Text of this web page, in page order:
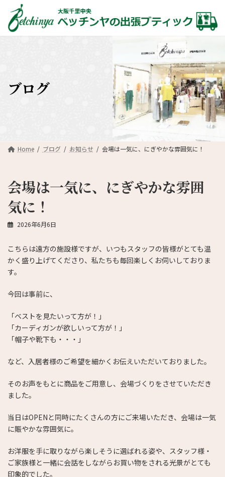
ブログ
Home ブログ お知らせ 会場は一気に、にぎやかな雰囲気に！
会場は一気に、にぎやかな雰囲
気に！
2026年6月6日
こちらは遠方の施設様ですが、いつもスタッフの皆様がとても温
かく盛り上げてくださり、私たちも毎回楽しくお伺いしておりま
す。
今回は事前に、
「ベストを見たいって方が！」
「カーディガンが欲しいって方が！」
「帽子や靴下も・・・」
など、入居者様のご希望を細かくお伝えいただいておりました。
そのお声をもとに商品をご用意し、会場づくりをさせていただき
ました。
当日はOPENと同時にたくさんの方にご来場いただき、会場は一気
に賑やかな雰囲気に。
お洋服を手に取りながら楽しそうに選ばれる姿や、スタッフ様・
ご家族様と一緒に会話をしながらお買い物をされる光景がとても
印象的でした。